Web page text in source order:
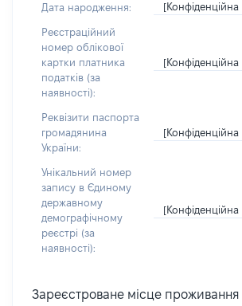
Дата народження: [Конфіденційна
Реєстраційний
номер облікової
картки платника
податків (за
наявності):
[Конфіденційна
Реквізити паспорта
громадянина
України:
[Конфіденційна
Унікальний номер
запису в Єдиному
державному
демографічному
реєстрі (за
наявності):
[Конфіденційна
Зареєстроване місце проживання